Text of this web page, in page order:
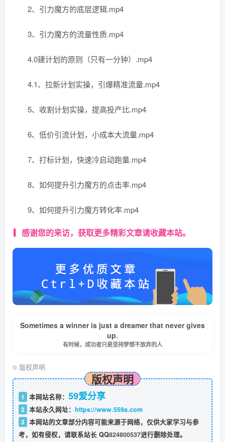
2、引力魔方的底层逻辑.mp4
3、引力魔方的流量性质.mp4
4.0建计划的原则（只有一分钟）.mp4
4.1、拉新计划实操，引爆精准流量.mp4
5、收割计划实操，提高投产比.mp4
6、低价引流计划，小成本大流量.mp4
7、打标计划，快速冷启动跑量.mp4
8、如何提升引力魔方的点击率.mp4
9、如何提升引力魔方转化率.mp4
感谢您的来访，获取更多精彩文章请收藏本站。
Sometimes a winner is just a dreamer that never gives
up.
有时候，成功者只是坚持梦想不放弃的人
© 版权声明
版权声明
1 本网站名称： 59爱分享
2 本站永久网址： https://www.559a.com
3 本网站的文章部分内容可能来源于网络，仅供大家学习与参
考，如有侵权，请联系站长 QQ824800537进行删除处理。